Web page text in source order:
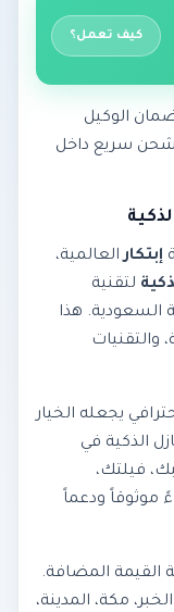
كيف تعمل؟
الوكيل
شحن سريع داخل
إبتكارالعالمية،
لتقنية
السعودية. هذا
والتقنيات
احترافي يجعله الخيار
الذكية في
فيلتك،
موثوقاً ودعماً
القيمة المضافة.
مكة، المدينة،